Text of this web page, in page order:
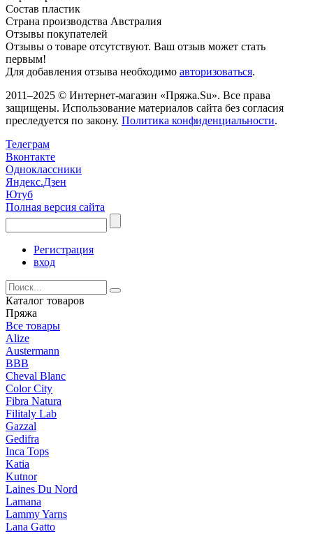
Состав пластик
Страна производства Австралия
Отзывы покупателей
Отзывы о товаре отсутствуют. Ваш отзыв может стать
первым!
Для добавления отзыва необходимо авторизоваться.
2011–2025 © Интернет-магазин «Пряжа.Su». Все права
защищены. Использование материалов сайта без согласия
преследуется по закону. Политика конфиденциальности.
Телеграм
Вконтакте
Одноклассники
Яндекс.Дзен
Ютуб
Полная версия сайта
Регистрация
вход
Каталог товаров
Пряжа
Все товары
Alize
Austermann
BBB
Cheval Blanc
Color City
Fibra Natura
Filitaly Lab
Gazzal
Gedifra
Inca Tops
Katia
Kutnor
Laines Du Nord
Lamana
Lammy Yarns
Lana Gatto